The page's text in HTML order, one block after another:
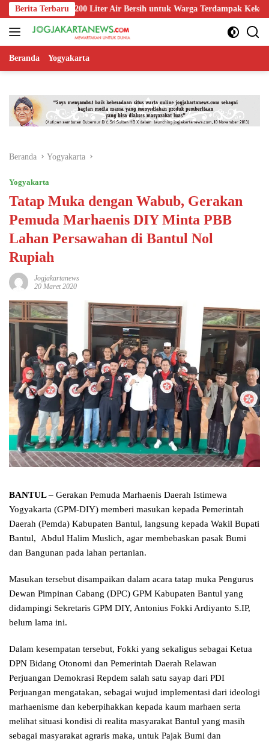
Langsung
ke
konten
Berita Terbaru
1.200 Liter Air Bersih untuk Warga Terdampak Kekeringan di
Beranda Yogyakarta
Beranda Yogyakarta
Yogyakarta
Tatap Muka dengan Wabub, Gerakan
Pemuda Marhaenis DIY Minta PBB
Lahan Persawahan di Bantul Nol
Rupiah
Jogjakartanews
20 Maret 2020
BANTUL– Gerakan Pemuda Marhaenis Daerah Istimewa
Yogyakarta (GPM-DIY) memberi masukan kepada Pemerintah
Daerah (Pemda) Kabupaten Bantul, langsung kepada Wakil Bupati
Bantul, Abdul Halim Muslich, agar membebaskan pasak Bumi
dan Bangunan pada lahan pertanian.
Masukan tersebut disampaikan dalam acara tatap muka Pengurus
Dewan Pimpinan Cabang (DPC) GPM Kabupaten Bantul yang
didampingi Sekretaris GPM DIY, Antonius Fokki Ardiyanto S.IP,
belum lama ini.
Dalam kesempatan tersebut, Fokki yang sekaligus sebagai Ketua
DPN Bidang Otonomi dan Pemerintah Daerah Relawan
Perjuangan Demokrasi Repdem salah satu sayap dari PDI
Perjuangan mengatakan, sebagai wujud implementasi dari ideologi
marhaenisme dan keberpihakkan kepada kaum marhaen serta
melihat situasi kondisi di realita masyarakat Bantul yang masih
sebagai masyarakat agraris maka, untuk Pajak Bumi dan